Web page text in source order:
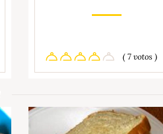
( 7 votos )